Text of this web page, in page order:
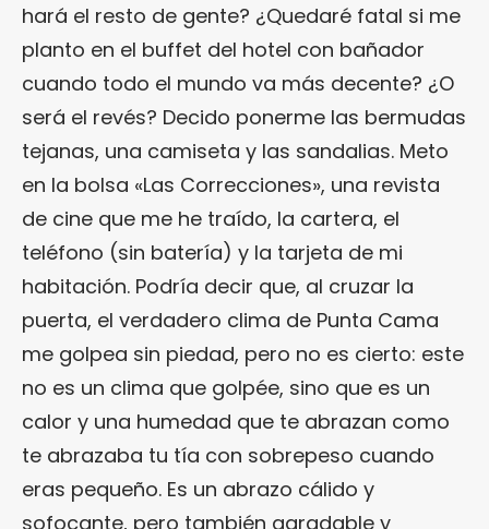
hará el resto de gente? ¿Quedaré fatal si me
planto en el buffet del hotel con bañador
cuando todo el mundo va más decente? ¿O
será el revés? Decido ponerme las bermudas
tejanas, una camiseta y las sandalias. Meto
en la bolsa «Las Correcciones», una revista
de cine que me he traído, la cartera, el
teléfono (sin batería) y la tarjeta de mi
habitación. Podría decir que, al cruzar la
puerta, el verdadero clima de Punta Cama
me golpea sin piedad, pero no es cierto: este
no es un clima que golpée, sino que es un
calor y una humedad que te abrazan como
te abrazaba tu tía con sobrepeso cuando
eras pequeño. Es un abrazo cálido y
sofocante, pero también agradable y